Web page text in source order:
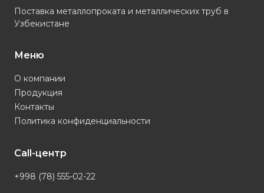
Поставка металлопроката и металлических труб в
Узбекистане
Меню
О компании
Продукция
Контакты
Политика конфиденциальности
Call-центр
+998 (78) 555-02-22